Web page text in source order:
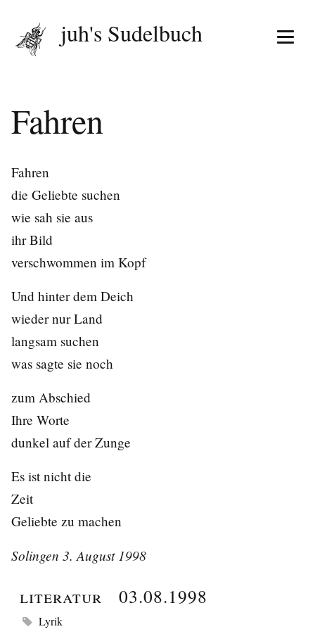
Menü
juh's Sudelbuch
Fahren
Fahren
die Geliebte suchen
wie sah sie aus
ihr Bild
verschwommen im Kopf
Und hinter dem Deich
wieder nur Land
langsam suchen
was sagte sie noch
zum Abschied
Ihre Worte
dunkel auf der Zunge
Es ist nicht die
Zeit
Geliebte zu machen
Solingen 3. August 1998
Literatur 03.08.1998
Lyrik